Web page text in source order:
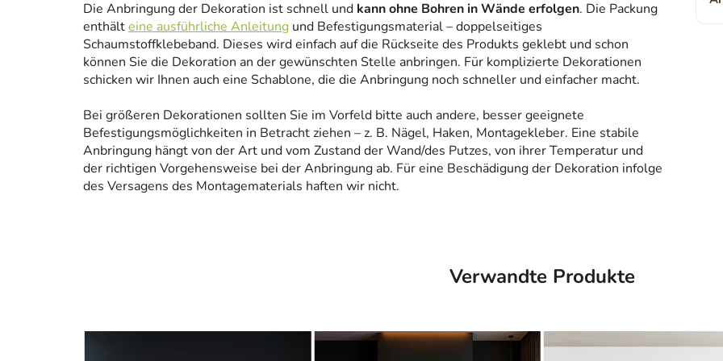
Die Anbringung der Dekoration ist schnell und kann ohne Bohren in Wände erfolgen. Die Packung
enthälteine ausführliche Anleitung und Befestigungsmaterial – doppelseitiges
Schaumstoffklebeband. Dieses wird einfach auf die Rückseite des Produkts geklebt und schon
können Sie die Dekoration an der gewünschten Stelle anbringen. Für komplizierte Dekorationen
schicken wir Ihnen auch eine Schablone, die die Anbringung noch schneller und einfacher macht.
Bei größeren Dekorationen sollten Sie im Vorfeld bitte auch andere, besser geeignete
Befestigungsmöglichkeiten in Betracht ziehen – z. B. Nägel, Haken, Montagekleber. Eine stabile
Anbringung hängt von der Art und vom Zustand der Wand/des Putzes, von ihrer Temperatur und
der richtigen Vorgehensweise bei der Anbringung ab. Für eine Beschädigung der Dekoration infolge
des Versagens des Montagematerials haften wir nicht.
Verwandte Produkte